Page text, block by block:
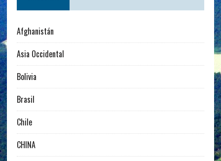
Afghanistán
Asia Occidental
Bolivia
Brasil
Chile
CHINA